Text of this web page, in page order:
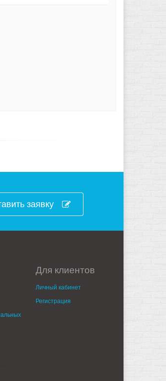
заявку
Для клиентов
Личный кабинет
Регистрация